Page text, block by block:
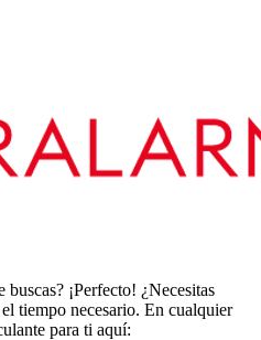
¡Perfecto! ¿Necesitas
tiempo necesario. En cualquier
para ti aquí: